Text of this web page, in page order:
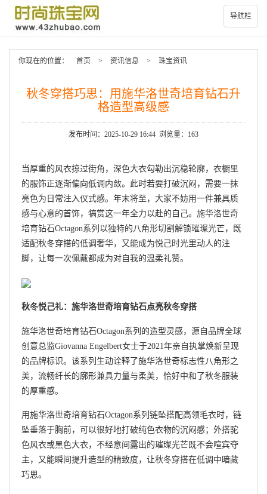
导航栏
你现在的位置： 首页 > 资讯信息 > 珠宝资讯
秋冬穿搭巧思：用施华洛世奇培育钻石升
格造型高级感
发布时间：2025-10-29 16:44 浏览量：163
当厚重的风衣掠过街角，深色大衣勾勒出沉稳轮廓，衣橱里
的服饰正逐渐偏向低调内敛。此时若要打破沉闷，需要一抹
亮色为日常注入仪式感。年末将至，大家不妨用一件兼具质
感与心意的首饰，犒赏这一年全力以赴的自己。 施华洛世奇
培育钻石Octagon系列以独特的八角形切割解锁璀璨光芒，既
适配秋冬穿搭的低调奢华，又能成为悦己时光里动人的注
脚，让每一次佩戴都成为对自我的温柔礼赞。
秋冬悦己礼： 施华洛世奇培育钻石点亮秋冬穿搭
施华洛世奇培育钻石Octagon系列的造型灵感，源自品牌全球
创意总监Giovanna Engelbert女士于2021年亲自执掌焕新呈现
的品牌标识。该系列生动诠释了施华洛世奇标志性八角形之
美，流畅纤长的廓形兼具力量与柔美，恰好中和了秋冬服装
的厚重感。
用施华洛世奇培育钻石Octagon系列链坠搭配高领毛衣时，链
坠垂落于胸前，可以很好地打破纯色衣物的沉闷感；外搭驼
色风衣或黑色大衣，不经意间露出的璀璨光芒既不会喧宾夺
主，又能瞬间提升造型的精致度，让秋冬穿搭在低调中暗藏
巧思。